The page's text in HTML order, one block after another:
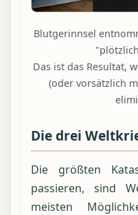
Blutgerinnsel
Das ist das Resultat,
(oder vorsätzlich
Die drei
Die größten
passieren, sind
meisten